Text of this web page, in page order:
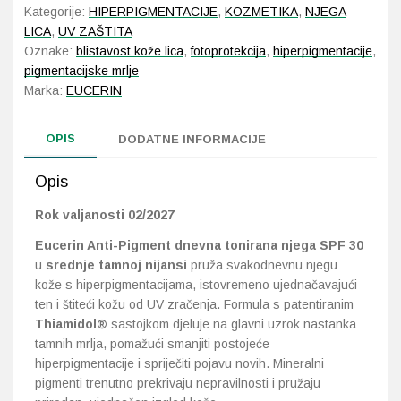
Kategorije: HIPERPIGMENTACIJE, KOZMETIKA, NJEGA
LICA, UV ZAŠTITA
Oznake: blistavost kože lica,fotoprotekcija, hiperpigmentacije,
pigmentacijske mrlje
Marka: EUCERIN
OPIS DODATNE INFORMACIJE
Opis
Rok valjanosti 02/2027
Eucerin Anti-Pigment dnevna tonirana njega SPF 30
u srednje tamnoj nijansi pruža svakodnevnu njegu
kože s hiperpigmentacijama, istovremeno ujednačavajući
ten i štiteći kožu od UV zračenja. Formula s patentiranim
Thiamidol® sastojkom djeluje na glavni uzrok nastanka
tamnih mrlja, pomažući smanjiti postojeće
hiperpigmentacije i spriječiti pojavu novih. Mineralni
pigmenti trenutno prekrivaju nepravilnosti i pružaju